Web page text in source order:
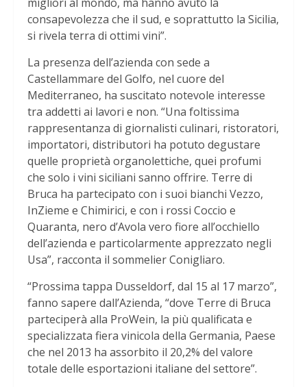
consapevolezza che il sud, e soprattutto la Sicilia,
si rivela terra di ottimi vini”.
La presenza dell’azienda con sede a
Castellammare del Golfo, nel cuore del
Mediterraneo, ha suscitato notevole interesse
tra addetti ai lavori e non. “Una foltissima
rappresentanza di giornalisti culinari, ristoratori,
importatori, distributori ha potuto degustare
quelle proprietà organolettiche, quei profumi
che solo i vini siciliani sanno offrire. Terre di
Bruca ha partecipato con i suoi bianchi Vezzo,
InZieme e Chimirici, e con i rossi Coccio e
Quaranta, nero d’Avola vero fiore all’occhiello
dell’azienda e particolarmente apprezzato negli
Usa”, racconta il sommelier Conigliaro.
“Prossima tappa Dusseldorf, dal 15 al 17 marzo”,
fanno sapere dall’Azienda, “dove Terre di Bruca
parteciperà alla ProWein, la più qualificata e
specializzata fiera vinicola della Germania, Paese
che nel 2013 ha assorbito il 20,2% del valore
totale delle esportazioni italiane del settore”.